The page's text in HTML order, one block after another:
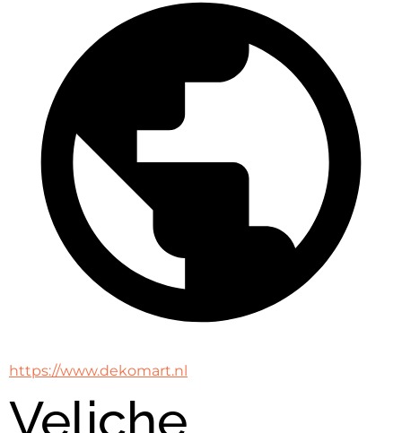
https://www.dekomart.nl
Veliche